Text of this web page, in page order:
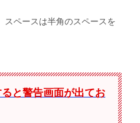
スペースは半角のスペースを
と警告画面が出てお